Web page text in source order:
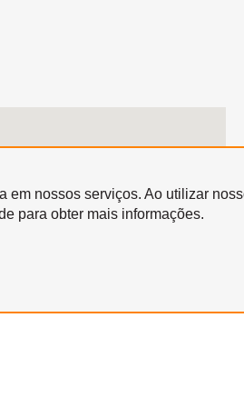
Copyright © 2020 |
nossos serviços. Ao utilizar
para obter mais informações.